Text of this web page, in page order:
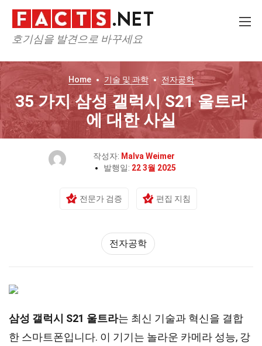
호기심을 발견으로 바꾸세요
Home 기술 및 과학 전자공학
35 가지 삼성 갤럭시 S21 울트라
에 대한 사실
작성자: Malva Weimer
발행일: 22 3월 2025
전문가 검증 편집 지침
전자공학
삼성 갤럭시 S21 울트라는 최신 기술과 혁신을 결합
한 스마트폰입니다. 이 기기는 놀라운 카메라 성능, 강